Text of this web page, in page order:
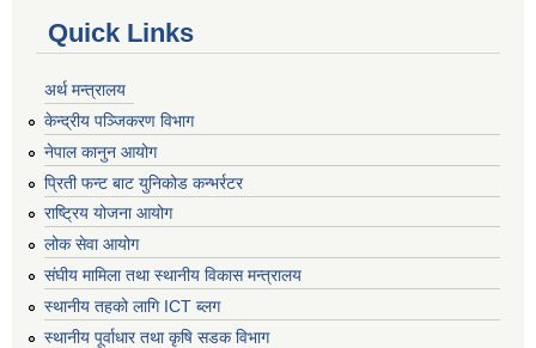
Quick Links
अर्थ मन्त्रालय
केन्द्रीय पञ्जिकरण विभाग
नेपाल कानुन आयोग
प्रिती फन्ट बाट युनिकोड कन्भर्रटर
राष्ट्रिय योजना आयोग
लोक सेवा आयोग
संघीय मामिला तथा स्थानीय विकास मन्त्रालय
स्थानीय तहको लागि ICT ब्लग
स्थानीय पूर्वाधार तथा कृषि सडक विभाग